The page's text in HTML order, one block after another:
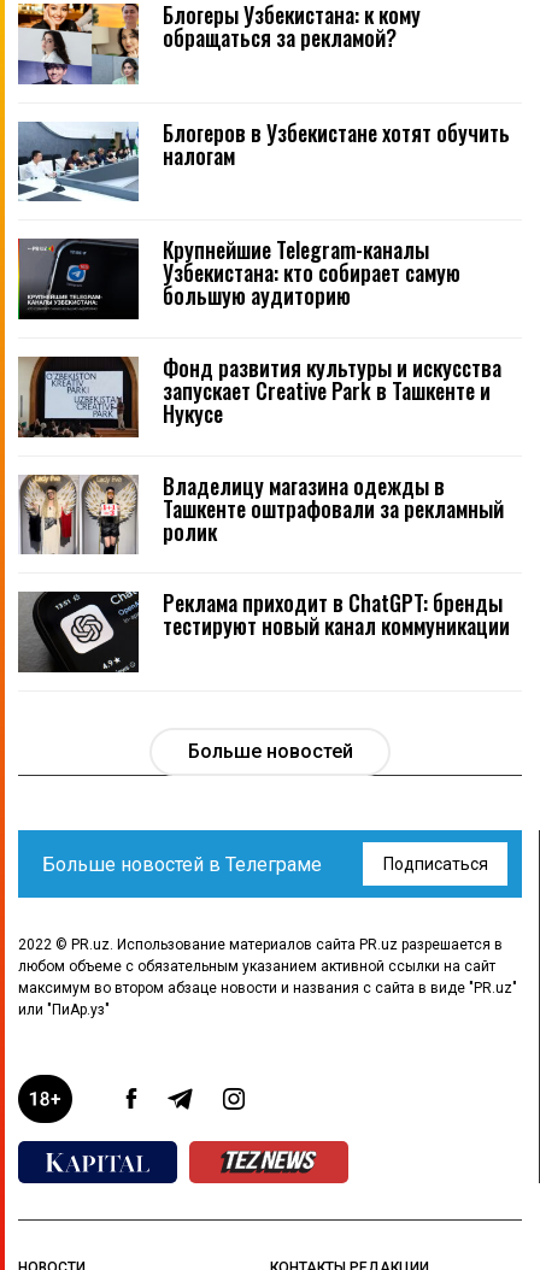
Блогеры Узбекистана: к кому
обращаться за рекламой?
Блогеров в Узбекистане хотят обучить
налогам
Крупнейшие Telegram-каналы
Узбекистана: кто собирает самую
большую аудиторию
Фонд развития культуры и искусства
запускает Creative Park в Ташкенте и
Нукусе
Владелицу магазина одежды в
Ташкенте оштрафовали за рекламный
ролик
Реклама приходит в ChatGPT: бренды
тестируют новый канал коммуникации
Больше новостей
Больше новостей в Телеграме Подписаться
2022 © PR.uz. Использование материалов сайта PR.uz разрешается в
любом объеме с обязательным указанием активной ссылки на сайт
максимум во втором абзаце новости и названия с сайта в виде "PR.uz"
или "ПиАр.уз"